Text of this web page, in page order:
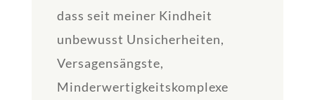
dass seit meiner Kindheit
unbewusst Unsicherheiten,
Versagensängste,
Minderwertigkeitskomplexe